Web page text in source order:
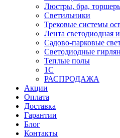
Люстры, бра,
Светильники
Трековые системы
Лента светодиодная
Садово-парковые
Светодиодные
Теплые полы
1С
РАСПРОДАЖА
Акции
Оплата
Доставка
Гарантии
Блог
Контакты